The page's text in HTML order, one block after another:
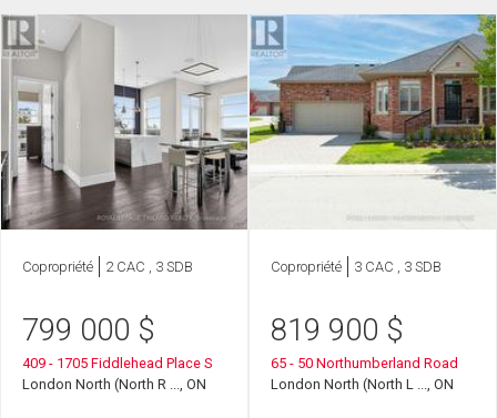
Copropriété 2 CAC , 3 SDB
799 000 $
409 - 1705 Fiddlehead Place S
London North (North R ..., ON
Copropriété 3 CAC , 3 SDB
819 900 $
65 - 50 Northumberland Road
London North (North L ..., ON